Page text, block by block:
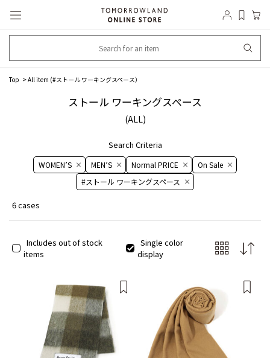
Top All item (#ストール ワーキングスペース）
ストール ワーキングスペース
(ALL)
Search Criteria
WOMEN’S MEN’S Normal PRICE
On ​​Sale​​
#ストール ワーキングスペース
6 cases
Includes out of stock
items
Single color
display